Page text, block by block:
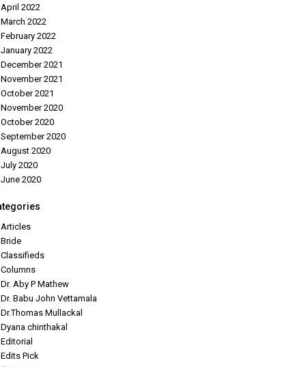
April 2022
March 2022
February 2022
January 2022
December 2021
November 2021
October 2021
November 2020
October 2020
September 2020
August 2020
July 2020
June 2020
Articles
Bride
Classifieds
Columns
Dr. Aby P Mathew
Dr. Babu John Vettamala
Dr.Thomas Mullackal
Dyana chinthakal
Editorial
Edits Pick